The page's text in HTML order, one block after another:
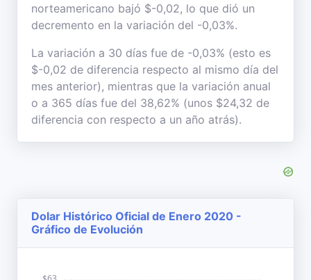
norteamericano bajó $-0,02, lo que dió un
decremento en la variación del -0,03%.
La variación a 30 días fue de -0,03% (esto es
$-0,02 de diferencia respecto al mismo día del
mes anterior), mientras que la variación anual
o a 365 días fue del 38,62% (unos $24,32 de
diferencia con respecto a un año atrás).
Dolar Histórico Oficial de Enero 2020 -
Gráfico de Evolución